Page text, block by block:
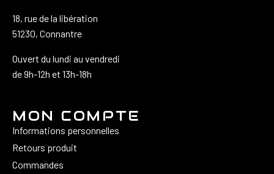
18, rue de la libération
51230, Connantre
Ouvert du lundi au vendredi
de 9h-12h et 13h-18h
MON COMPTE
Informations personnelles
Retours produit
Commandes